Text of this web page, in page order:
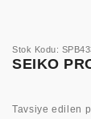
Stok Kodu:
SEIKO
Tavsiye edilen